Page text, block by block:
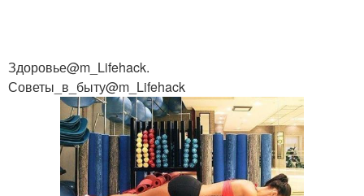
Здоровье@m_Lifehack.
Советы_в_быту@m_Lifehack